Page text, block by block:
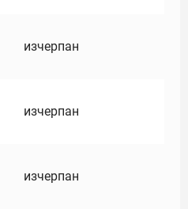
изчерпан
изчерпан
изчерпан